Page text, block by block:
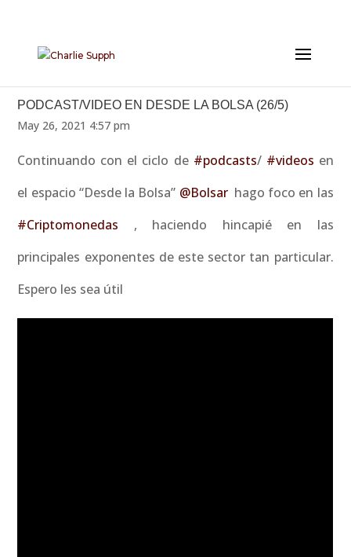
PODCAST/VIDEO EN DESDE LA BOLSA (26/5)
May 26, 2021 4:57 pm
Continuando con el ciclo de #podcasts/ #videos en
el espacio “Desde la Bolsa” @Bolsarhago foco en las
#Criptomonedas , haciendo hincapié en las
principales exponentes de este sector tan particular.
Espero les sea útil